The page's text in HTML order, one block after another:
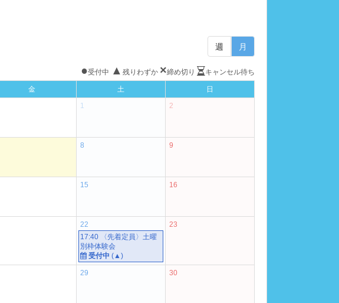
週 月
●受付中 ▲ 残りわずか ×締め切り キャンセル待ち
金 土
日
1 2
8 9
15 16
22
17:40 〈先着定員〉土曜
別枠体験会
受付中 (▲)
23
29 30